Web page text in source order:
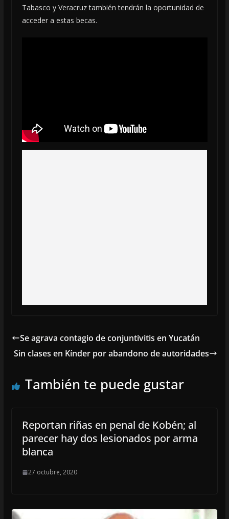
Tabasco y Veracruz también tendrán la oportunidad de
acceder a estas becas.
Se agrava contagio de conjuntivitis en Yucatán
Sin clases en Kínder por abandono de autoridades
También te puede gustar
Reportan riñas en penal de Kobén; al
parecer hay dos lesionados por arma
blanca
27 octubre, 2020